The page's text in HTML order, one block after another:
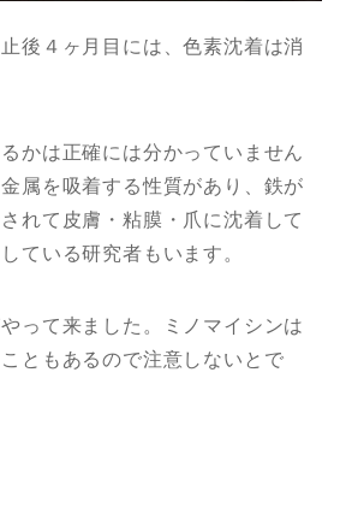
後４ヶ月目には、色素沈着は消
かは正確には分かっていません
属を吸着する性質があり、鉄が
れて皮膚・粘膜・爪に沈着して
ている研究者もいます。
って来ました。ミノマイシンは
ともあるので注意しないとで